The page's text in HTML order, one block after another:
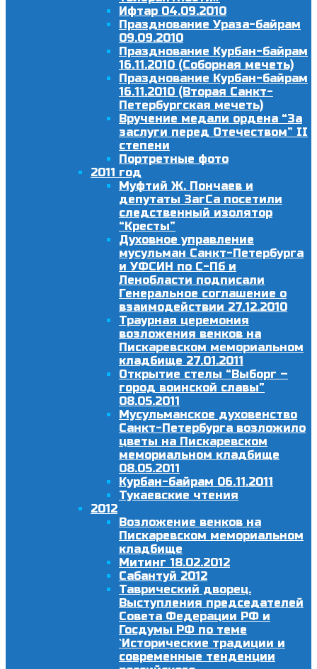
Ифтар 04.09.2010
Празднование Ураза-байрам
09.09.2010
Празднование Курбан-байрам
16.11.2010 (Соборная мечеть)
Празднование Курбан-байрам
16.11.2010 (Вторая Санкт-
Петербургская мечеть)
Вручение медали ордена “За
заслуги перед Отечеством” II
степени
Портретные фото
2011 год
Муфтий Ж. Пончаев и
депутаты ЗагСа посетили
следственный изолятор
“Кресты”
Духовное управление
мусульман Санкт-Петербурга
и УФСИН по С-Пб и
Ленобласти подписали
Генеральное соглашение о
взаимодействии 27.12.2010
Траурная церемония
возложения венков на
Пискаревском мемориальном
кладбище 27.01.2011
Открытие стелы “Выборг –
город воинской славы”
08.05.2011
Мусульманское духовенство
Санкт-Петербурга возложило
цветы на Пискаревском
мемориальном кладбище
08.05.2011
Курбан-байрам 06.11.2011
Тукаевские чтения
2012
Возложение венков на
Пискаревском мемориальном
кладбище
Митинг 18.02.2012
Сабантуй 2012
Таврический дворец.
Выступления председателей
Совета Федерации РФ и
Госдумы РФ по теме
`Исторические традиции и
современные тенденции